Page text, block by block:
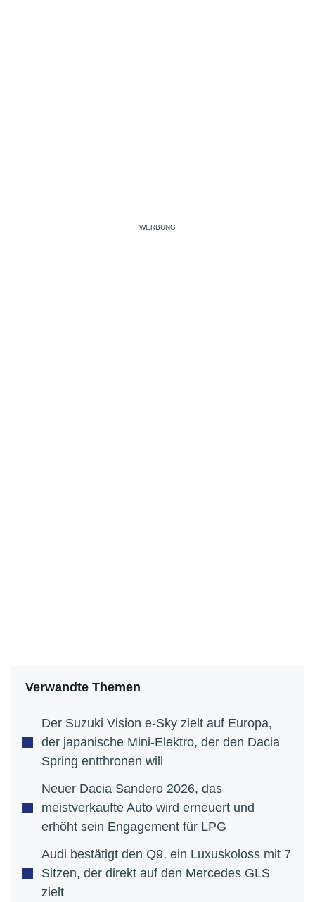
Verwandte Themen
Der Suzuki Vision e-Sky zielt auf Europa,
der japanische Mini-Elektro, der den Dacia
Spring entthronen will
Neuer Dacia Sandero 2026, das
meistverkaufte Auto wird erneuert und
erhöht sein Engagement für LPG
Audi bestätigt den Q9, ein Luxuskoloss mit 7
Sitzen, der direkt auf den Mercedes GLS
zielt